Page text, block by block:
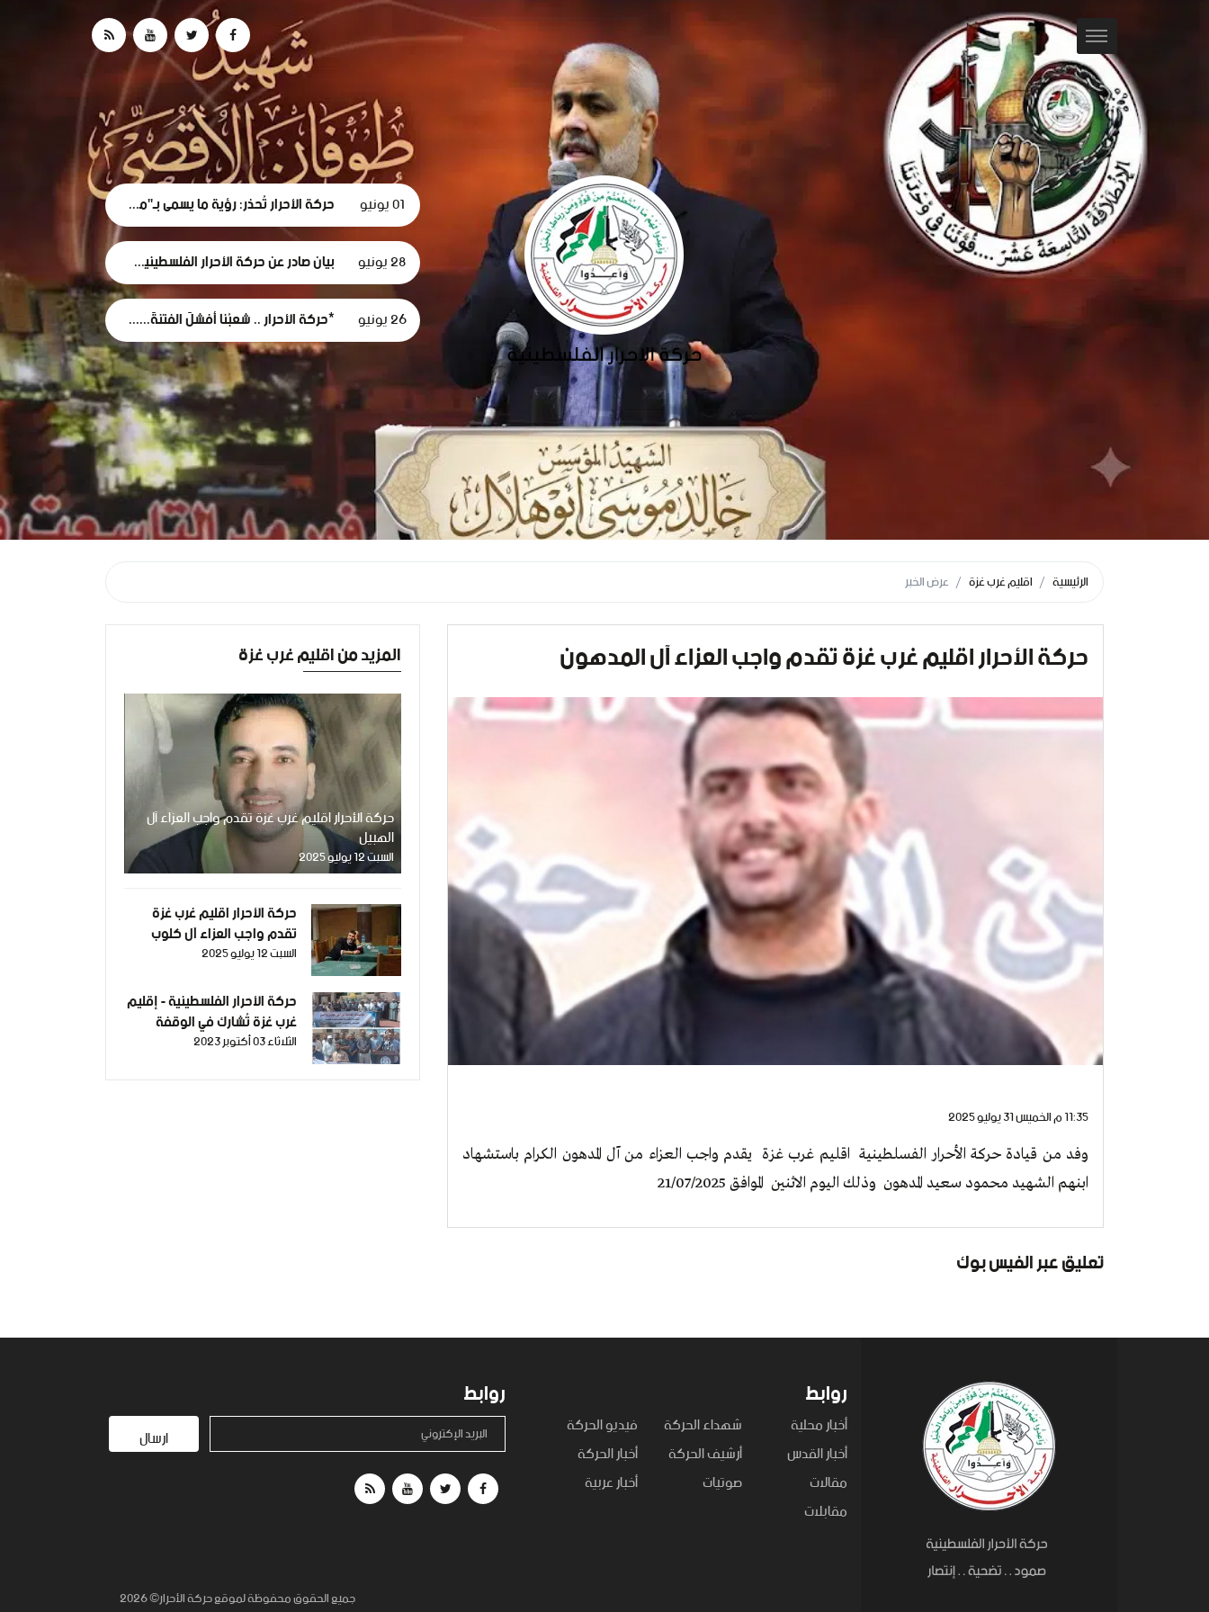
01 يونيو حركة الأحرار تُحذر: رؤية ما يسمى بـ"مجلس السلام" لغزة تهدف لتقويض الحقوق الوطنية الفلسطينية.
28 يونيو بيان صادر عن حركة الأحرار الفلسطينية بشأن الفصل التعسفي لموظفي وكالة الغوث، وإعلان التضامن مع اعتصامهم المشروع
26 يونيو *حركة الأحرار .. شعبُنا أفشلَ الفتنةَ... وأثبتَ أن وعيَه أقوى من مؤامرات الاحتلال*
الرئيسية اقليم غرب غزة عرض الخبر
حركة الأحرار اقليم غرب غزة تقدم واجب العزاء آل المدهون
11:35 م الخميس 31 يوليو 2025
وفد من قيادة حركة الأحرار الفسلطينية اقليم غرب غزة يقدم واجب العزاء من آل المدهون الكرام باستشهاد
ابنهم الشهيد محمود سعيد المدهون وذلك اليوم الاثنين الموافق 21/07/2025
تعليق عبر الفيس بوك
المزيد من اقليم غرب غزة
حركة الأحرار اقليم غرب غزة تقدم واجب العزاء آل
الهبيل
السبت 12 يوليو 2025
حركة الأحرار اقليم غرب غزة
تقدم واجب العزاء آل كلوب
السبت 12 يوليو 2025
حركة الأحرار الفلسطينية - إقليم
غرب غزة تُشارك في الوقفة
التضامنية التي دعت لها
الثلاثاء 03 أكتوبر 2023
روابط
أخبار محلية شهداء الحركة
فيديو الحركة
أخبار القدس
أرشيف الحركة
أخبار الحركة
مقالات
صوتيات
أخبار عربية
مقابلات
روابط
البريد الإكتروني ارسال
جميع الحقوق محفوظة لموقع حركة الأحرار© 2026